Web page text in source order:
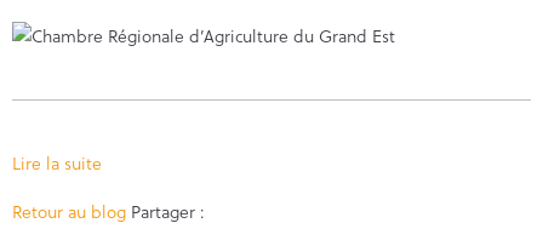
Lire la suite
Retour au blog Partager :